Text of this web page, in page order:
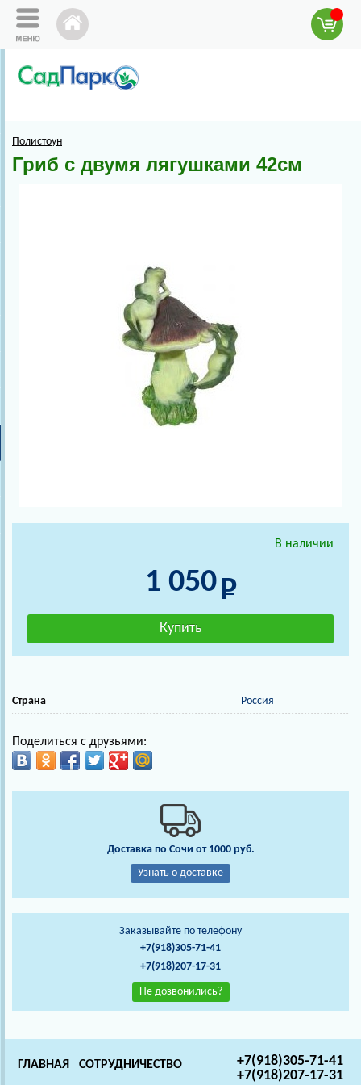
Полистоун
Гриб с двумя лягушками 42см
В наличии
1 050
Страна Россия
Поделиться с друзьями:
Доставка по Сочи от 1000 руб.
Узнать о доставке
Заказывайте по телефону
+7(918)305-71-41
+7(918)207-17-31
Не дозвонились?
+7(918)305-71-41
+7(918)207-17-31
ГЛАВНАЯ СОТРУДНИЧЕСТВО